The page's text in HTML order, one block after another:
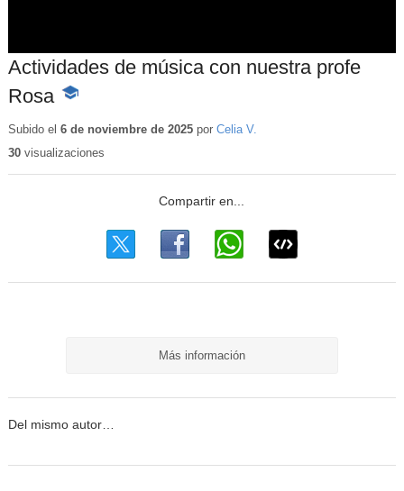
Actividades de música con nuestra profe
Rosa -
educativo
Subido el 6 de noviembre de 2025por Celia V.
30visualizaciones
Más información
Del mismo autor…